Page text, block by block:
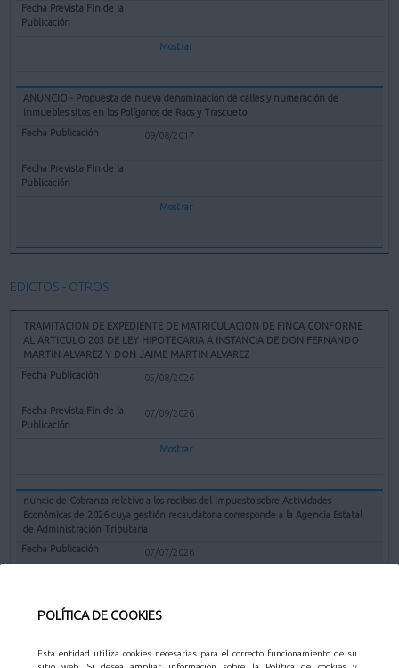
POLÍTICA DE COOKIES
Esta entidad utiliza cookies necesarias para el correcto funcionamiento de su
Mostrar
ANUNCIO - Propuesta de nueva denominación de calles y numeración de
inmuebles sitos en los Polígonos de Raos y Trascueto.
09/08/2017
Mostrar
EDICTOS - OTROS
TRAMITACION DE EXPEDIENTE DE MATRICULACION DE FINCA CONFORME
AL ARTICULO 203 DE LEY HIPOTECARIA A INSTANCIA DE DON FERNANDO
MARTIN ALVAREZ Y DON JAIME MARTIN ALVAREZ
05/08/2026
07/09/2026
Mostrar
nuncio de Cobranza relativo a los recibos del Impuesto sobre Actividades
Económicas de 2026 cuya gestión recaudatoria corresponde a la Agencia Estatal
de Administración Tributaria
07/07/2026
Mostrar